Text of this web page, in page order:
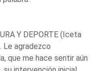
Y DEPORTE (Iceta
Le agradezco
que me hace sentir aún